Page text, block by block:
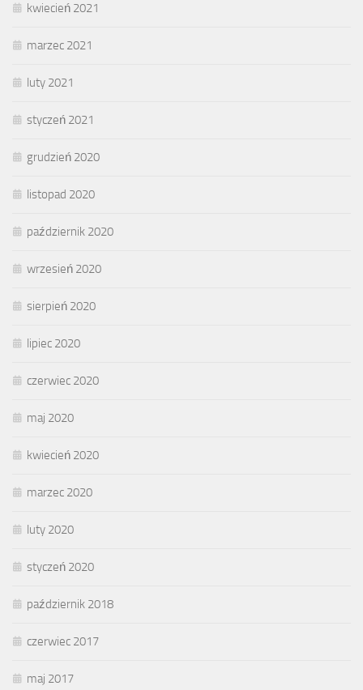
kwiecień 2021
marzec 2021
luty 2021
styczeń 2021
grudzień 2020
listopad 2020
październik 2020
wrzesień 2020
sierpień 2020
lipiec 2020
czerwiec 2020
maj 2020
kwiecień 2020
marzec 2020
luty 2020
styczeń 2020
październik 2018
czerwiec 2017
maj 2017